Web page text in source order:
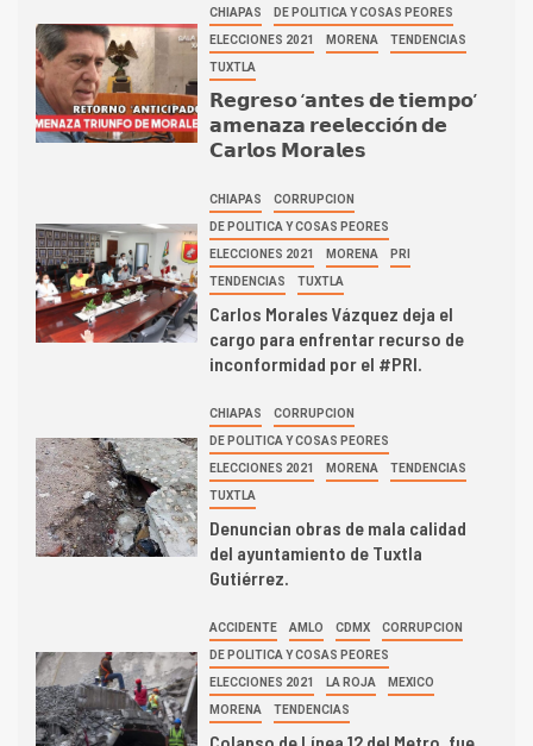
CHIAPAS DE POLITICA Y COSAS PEORES
ELECCIONES 2021 MORENA TENDENCIAS
TUXTLA
𝗥𝗲𝗴𝗿𝗲𝘀𝗼 ‘𝗮𝗻𝘁𝗲𝘀 𝗱𝗲 𝘁𝗶𝗲𝗺𝗽𝗼’
𝗮𝗺𝗲𝗻𝗮𝘇𝗮 𝗿𝗲𝗲𝗹𝗲𝗰𝗰𝗶𝗼́𝗻 𝗱𝗲
𝗖𝗮𝗿𝗹𝗼𝘀 𝗠𝗼𝗿𝗮𝗹𝗲𝘀
CHIAPAS CORRUPCION
DE POLITICA Y COSAS PEORES
ELECCIONES 2021 MORENA PRI
TENDENCIAS TUXTLA
Carlos Morales Vázquez deja el
cargo para enfrentar recurso de
inconformidad por el #PRI.
CHIAPAS CORRUPCION
DE POLITICA Y COSAS PEORES
ELECCIONES 2021 MORENA TENDENCIAS
TUXTLA
Denuncian obras de mala calidad
del ayuntamiento de Tuxtla
Gutiérrez.
ACCIDENTE AMLO CDMX CORRUPCION
DE POLITICA Y COSAS PEORES
ELECCIONES 2021 LA ROJA MEXICO
MORENA TENDENCIAS